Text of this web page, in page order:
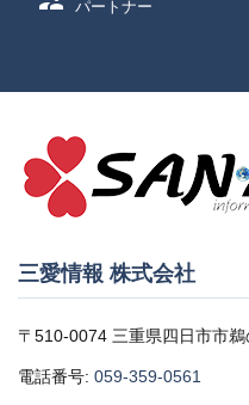
パートナー
三愛情報 株式会社
〒510-0074 三重県四日市市
電話番号: 059-359-0561